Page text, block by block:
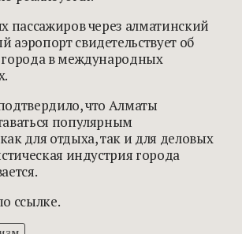
пассажиров через алматинский
свидетельствует об
в международных
что Алматы
популярным
для отдыха, так и для деловых
индустрия города
ссылке.